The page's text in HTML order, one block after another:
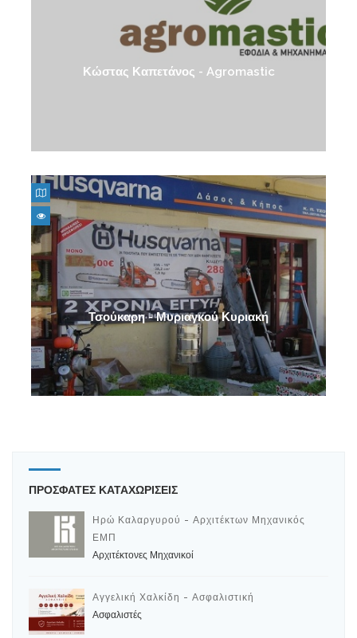
Κώστας Καπετάνος - Agromastic
Τσούκαρη - Μυριαγκού Κυριακή
ΠΡΟΣΦΑΤΕΣ ΚΑΤΑΧΩΡΙΣΕΙΣ
Ηρώ Καλαργυρού - Αρχιτέκτων Μηχανικός
ΕΜΠ
Αρχιτέκτονες Μηχανικοί
Αγγελική Χαλκίδη - Ασφαλιστική
Ασφαλιστές